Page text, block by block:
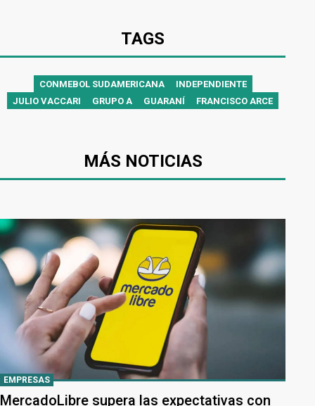
TAGS
CONMEBOL SUDAMERICANA
INDEPENDIENTE
JULIO VACCARI
GRUPO A GUARANÍ FRANCISCO ARCE
MÁS NOTICIAS
EMPRESAS
MercadoLibre supera las expectativas con